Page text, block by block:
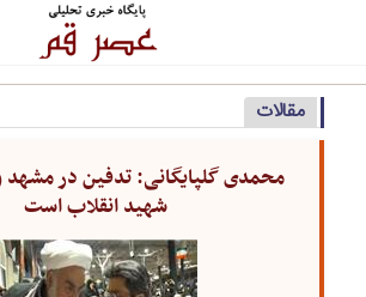
مقالات
محمدی گلپایگانی: تدفین در
شهید انقلاب است